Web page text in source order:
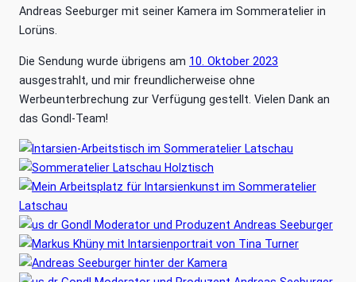
Andreas Seeburger mit seiner Kamera im Sommeratelier in
Lorüns.
Die Sendung wurde übrigens am 10. Oktober 2023
ausgestrahlt, und mir freundlicherweise ohne
Werbeunterbrechung zur Verfügung gestellt. Vielen Dank an
das Gondl-Team!